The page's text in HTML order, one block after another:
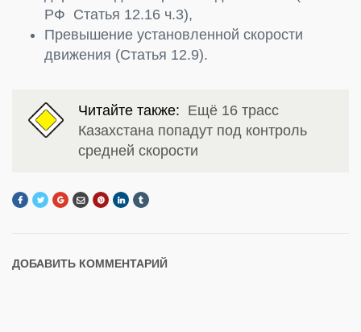
РФ Статья 12.16 ч.3),
Превышение установленной скорости
движения (Статья 12.9).
Читайте также: Ещё 16 трасс
Казахстана попадут под контроль
средней скорости
ДОБАВИТЬ КОММЕНТАРИЙ